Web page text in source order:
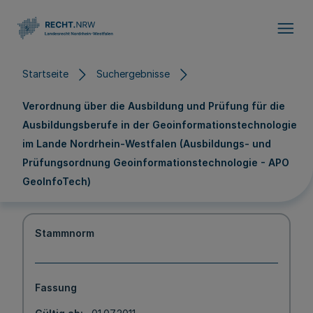
Startseite Suchergebnisse
Verordnung über die Ausbildung und Prüfung für die
Ausbildungsberufe in der Geoinformationstechnologie
im Lande Nordrhein-Westfalen (Ausbildungs- und
Prüfungsordnung Geoinformationstechnologie - APO
GeoInfoTech)
Stammnorm
Fassung